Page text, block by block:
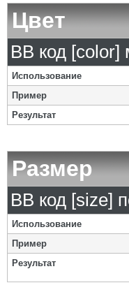
Цвет
BB код [color]
Использование
Пример
Результат
Размер
BB код [size]
Использование
Пример
Результат